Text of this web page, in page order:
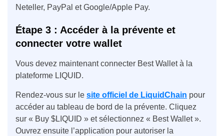
Neteller, PayPal et Google/Apple Pay.
Étape 3 : Accéder à la prévente et
connecter votre wallet
Vous devez maintenant connecter Best Wallet à la
plateforme LIQUID.
Rendez-vous sur le site officiel de LiquidChain pour
accéder au tableau de bord de la prévente. Cliquez
sur « Buy $LIQUID » et sélectionnez « Best Wallet ».
Ouvrez ensuite l’application pour autoriser la